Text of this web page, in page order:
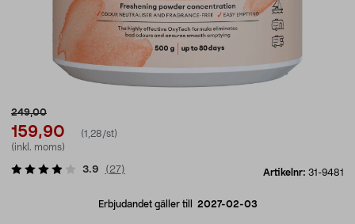
249,00
159,90
(1,28/st)
(inkl. moms)
Artikelnr: 31-9481
3.9 ( 27)
Erbjudandet gäller till 2027-02-03